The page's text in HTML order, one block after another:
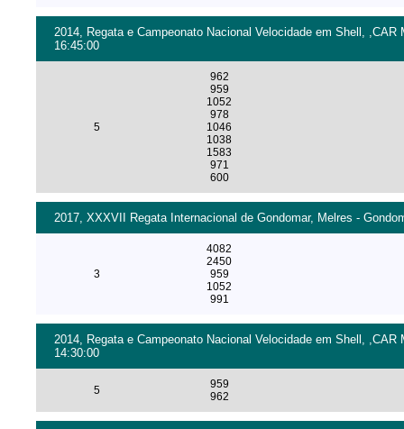
2014, Regata e Campeonato Nacional Velocidade em Shell,
16:45:00
5
962
959
1052
978
1046
1038
1583
971
600
2017, XXXVII Regata Internacional de Gondomar, Melres -
3
4082
2450
959
1052
991
2014, Regata e Campeonato Nacional Velocidade em Shell,
14:30:00
5
959
962